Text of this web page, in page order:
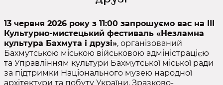
13 червня 2026 року з 11:00 запрошуємо вас на ІІІ
Культурно-мистецький фестиваль «Незламна
культура Бахмута і друзі», організований
Бахмутською міською військовою адміністрацією
та Управлінням культури Бахмутської міської ради
за підтримки Національного музею народної
архітектури та побуту України, Зразково-